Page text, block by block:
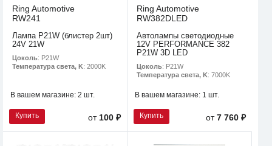
Ring Automotive
RW241
Лампа P21W (блистер 2шт)
24V 21W
Цоколь: P21W
Температура света, K: 2000K
В вашем магазине: 2 шт.
Купить от 100 ₽
Ring Automotive
RW382DLED
Автолампы светодиодные
12V PERFORMANCE 382
P21W 3D LED
Цоколь: P21W
Температура света, K: 7000K
В вашем магазине: 1 шт.
Купить от7 760 ₽